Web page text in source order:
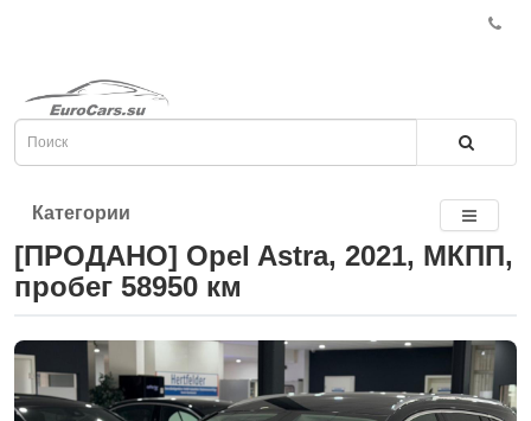
Категории
[ПРОДАНО] Opel Astra, 2021, МКПП,
пробег 58950 км